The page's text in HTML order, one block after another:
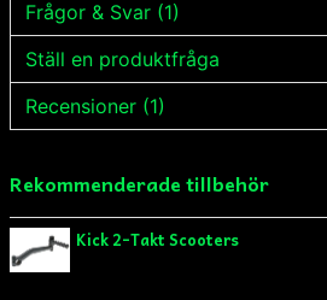
Frågor & Svar (1)
Lars Blomgren frågade
Vilken kick"pedal" passar detta
Hej Lars
Det är denna kicken,tyvärr såldes
kan ha fler hemma i slutet av
https://minhoj.com/sv/products/
Ställ en produktfråga
question
Fråga oss något om denna
name
Namn
Recensioner (1)
Lars
1 vuosi sitten
Rekommenderade tillbehör
Kick 2-Takt Scooters